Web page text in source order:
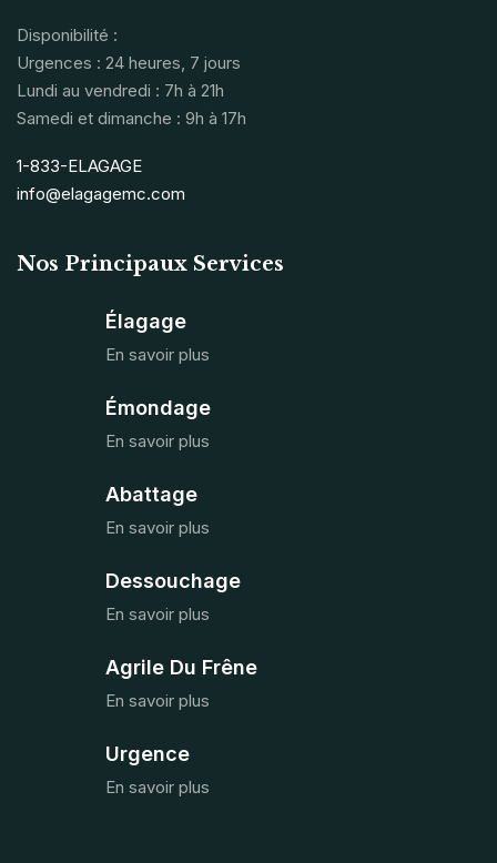
Disponibilité :
Urgences : 24 heures, 7 jours
Lundi au vendredi : 7h à 21h
Samedi et dimanche : 9h à 17h
1-833-ELAGAGE
info@elagagemc.com
Nos Principaux Services
Élagage
En savoir plus
Émondage
En savoir plus
Abattage
En savoir plus
Dessouchage
En savoir plus
Agrile Du Frêne
En savoir plus
Urgence
En savoir plus